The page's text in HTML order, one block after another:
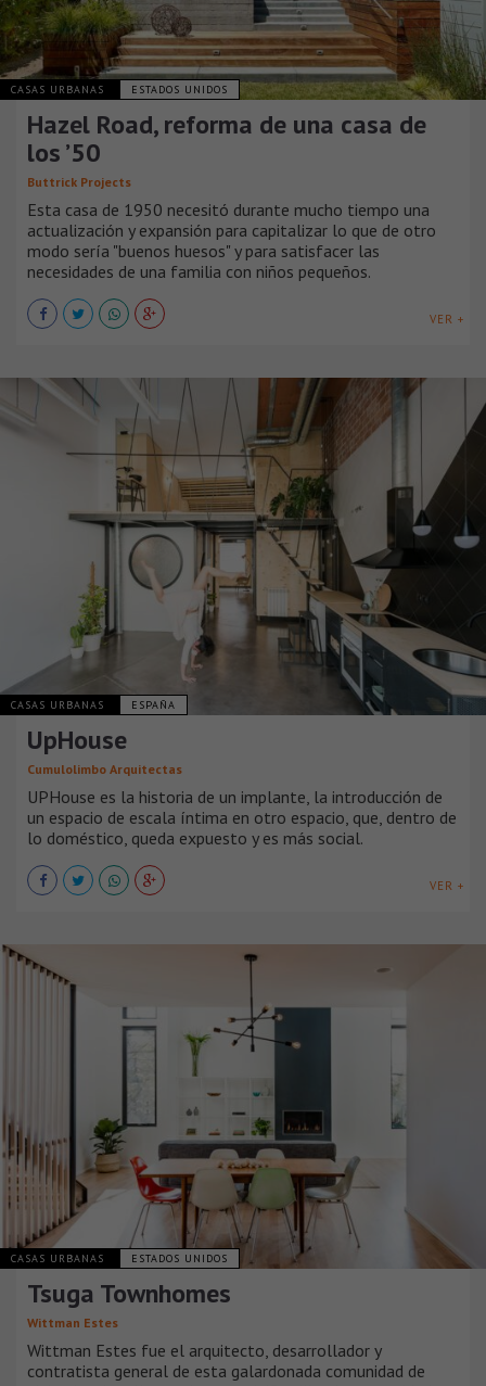
CASAS URBANAS ESTADOS UNIDOS
Hazel Road, reforma de una casa de
los ’50
Buttrick Projects
Esta casa de 1950 necesitó durante mucho tiempo una
actualización y expansión para capitalizar lo que de otro
modo sería "buenos huesos" y para satisfacer las
necesidades de una familia con niños pequeños.
VER +
CASAS URBANAS ESPAÑA
UpHouse
Cumulolimbo Arquitectas
UPHouse es la historia de un implante, la introducción de
un espacio de escala íntima en otro espacio, que, dentro de
lo doméstico, queda expuesto y es más social.
VER +
CASAS URBANAS ESTADOS UNIDOS
Tsuga Townhomes
Wittman Estes
Wittman Estes fue el arquitecto, desarrollador y
contratista general de esta galardonada comunidad de